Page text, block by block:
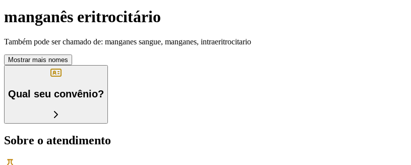
manganês eritrocitário
Também pode ser chamado de: manganes sangue, manganes, intraeritrocitario
Mostrar mais nomes
Qual seu convênio?
Sobre o atendimento